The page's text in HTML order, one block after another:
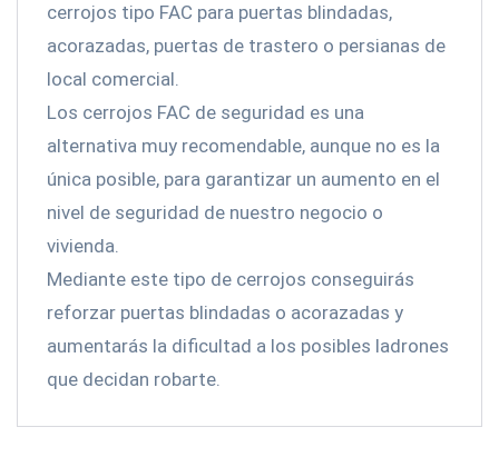
cerrojos tipo FAC para puertas blindadas,
acorazadas, puertas de trastero o persianas de
local comercial.
Los cerrojos FAC de seguridad es una
alternativa muy recomendable, aunque no es la
única posible, para garantizar un aumento en el
nivel de seguridad de nuestro negocio o
vivienda.
Mediante este tipo de cerrojos conseguirás
reforzar puertas blindadas o acorazadas y
aumentarás la dificultad a los posibles ladrones
que decidan robarte.